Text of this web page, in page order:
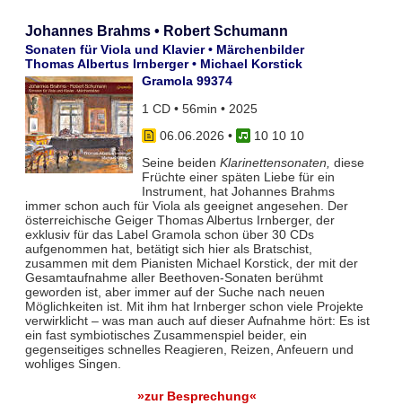
Johannes Brahms • Robert Schumann
Sonaten für Viola und Klavier • Märchenbilder
Thomas Albertus Irnberger • Michael Korstick
Gramola 99374
1 CD • 56min • 2025
06.06.2026 •
10 10 10
Seine beiden Klarinettensonaten, diese
Früchte einer späten Liebe für ein
Instrument, hat Johannes Brahms
immer schon auch für Viola als geeignet angesehen. Der
österreichische Geiger Thomas Albertus Irnberger, der
exklusiv für das Label Gramola schon über 30 CDs
aufgenommen hat, betätigt sich hier als Bratschist,
zusammen mit dem Pianisten Michael Korstick, der mit der
Gesamtaufnahme aller Beethoven-Sonaten berühmt
geworden ist, aber immer auf der Suche nach neuen
Möglichkeiten ist. Mit ihm hat Irnberger schon viele Projekte
verwirklicht – was man auch auf dieser Aufnahme hört: Es ist
ein fast symbiotisches Zusammenspiel beider, ein
gegenseitiges schnelles Reagieren, Reizen, Anfeuern und
wohliges Singen.
»zur Besprechung«